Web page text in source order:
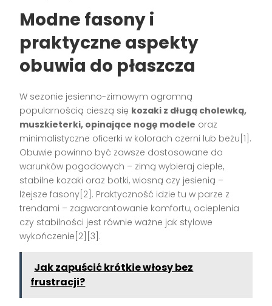
Modne fasony i
praktyczne aspekty
obuwia do płaszcza
W sezonie jesienno-zimowym ogromną
popularnością cieszą się kozaki z długą cholewką,
muszkieterki, opinające nogę modele oraz
minimalistyczne oficerki w kolorach czerni lub beżu[1].
Obuwie powinno być zawsze dostosowane do
warunków pogodowych – zimą wybieraj ciepłe,
stabilne kozaki oraz botki, wiosną czy jesienią –
lżejsze fasony[2]. Praktyczność idzie tu w parze z
trendami – zagwarantowanie komfortu, ocieplenia
czy stabilności jest równie ważne jak stylowe
wykończenie[2][3].
Jak zapuścić krótkie włosy bez
frustracji?